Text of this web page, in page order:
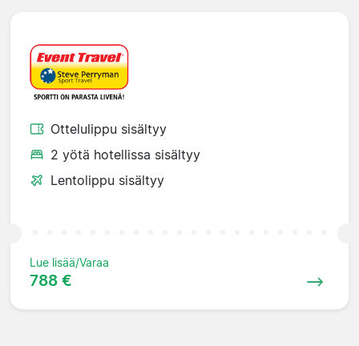
Ottelulippu sisältyy
2 yötä hotellissa sisältyy
Lentolippu sisältyy
Lue lisää/Varaa
788 €